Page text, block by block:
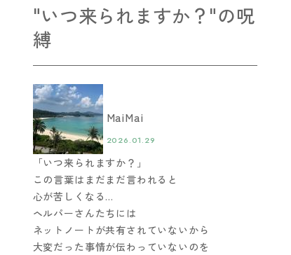
"いつ来られますか？"の呪
縛
MaiMai
2026.01.29
「いつ来られますか？」
この言葉はまだまだ言われると
心が苦しくなる…
ヘルパーさんたちには
ネットノートが共有されていないから
大変だった事情が伝わっていないのを